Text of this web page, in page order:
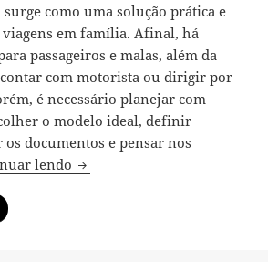
como uma solução prática e
em família. Afinal, há
passageiros e malas, além da
com motorista ou dirigir por
é necessário planejar com
o modelo ideal, definir
documentos e pensar nos
lendo Viagem em família com